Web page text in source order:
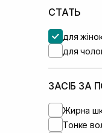
СТАТЬ
для
для
ЗАСІБ ЗА
Жирна
Тонке